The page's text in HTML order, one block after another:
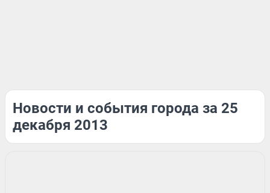
Новости и события города за 25
декабря 2013